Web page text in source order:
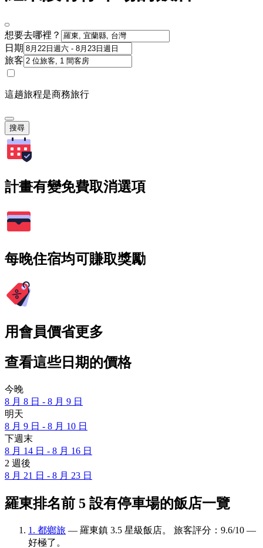
想要去哪裡？
日期
旅客
這趟旅程是商務旅行
搜尋
計畫有變免費取消選項
每晚住宿均可賺取獎勵
用會員價省更多
查看這些日期的價格
今晚
8 月 8 日 - 8 月 9 日
明天
8 月 9 日 - 8 月 10 日
下週末
8 月 14 日 - 8 月 16 日
2 週後
8 月 21 日 - 8 月 23 日
羅東排名前 5 設有停車場的飯店一覽
1. 都鄉旅 — 羅東鎮 3.5 星級飯店。 旅客評分：9.6/10 —
好極了。